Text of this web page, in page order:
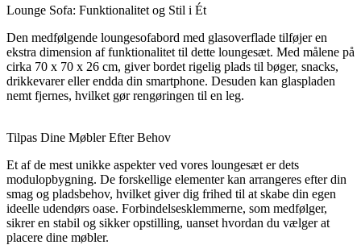
Lounge Sofa: Funktionalitet og Stil i Ét
Den medfølgende loungesofabord med glasoverflade tilføjer en
ekstra dimension af funktionalitet til dette loungesæt. Med målene på
cirka 70 x 70 x 26 cm, giver bordet rigelig plads til bøger, snacks,
drikkevarer eller endda din smartphone. Desuden kan glaspladen
nemt fjernes, hvilket gør rengøringen til en leg.
Tilpas Dine Møbler Efter Behov
Et af de mest unikke aspekter ved vores loungesæt er dets
modulopbygning. De forskellige elementer kan arrangeres efter din
smag og pladsbehov, hvilket giver dig frihed til at skabe din egen
ideelle udendørs oase. Forbindelsesklemmerne, som medfølger,
sikrer en stabil og sikker opstilling, uanset hvordan du vælger at
placere dine møbler.